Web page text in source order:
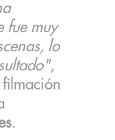
fue muy
lo
,
.